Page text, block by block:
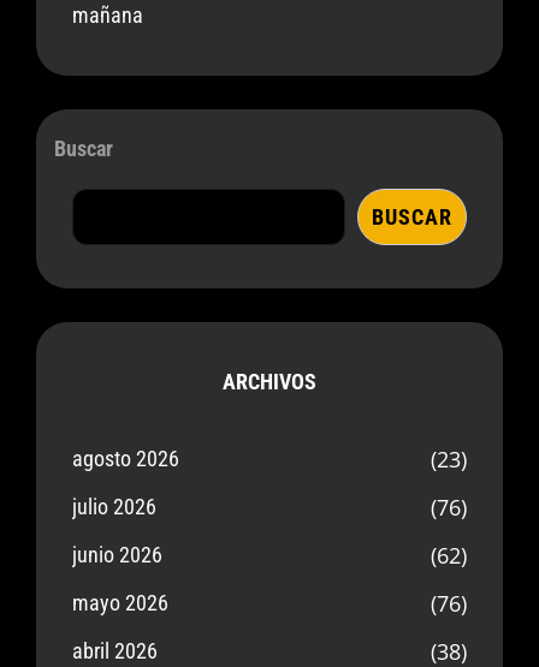
mañana
Buscar
BUSCAR
ARCHIVOS
agosto 2026 (23)
julio 2026 (76)
junio 2026 (62)
mayo 2026 (76)
abril 2026 (38)